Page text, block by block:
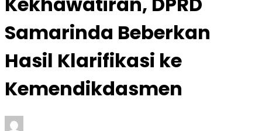
Samarinda Beberkan
Hasil Klarifikasi ke
Kemendikdasmen